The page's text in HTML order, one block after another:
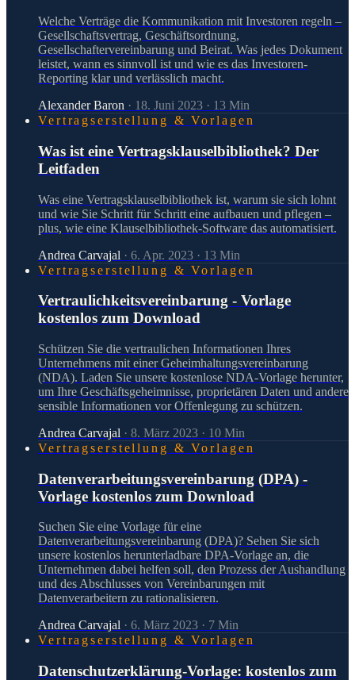
Welche Verträge die Kommunikation mit Investoren regeln –
Gesellschaftsvertrag, Geschäftsordnung,
Gesellschaftervereinbarung und Beirat. Was jedes Dokument
leistet, wann es sinnvoll ist und wie es das Investoren-
Reporting klar und verlässlich macht.
Alexander Baron · 18. Juni 2023 · 13 Min
Vertragserstellung & Vorlagen
Was ist eine Vertragsklauselbibliothek? Der
Leitfaden
Was eine Vertragsklauselbibliothek ist, warum sie sich lohnt
und wie Sie Schritt für Schritt eine aufbauen und pflegen –
plus, wie eine Klauselbibliothek-Software das automatisiert.
Andrea Carvajal · 6. Apr. 2023 · 13 Min
Vertragserstellung & Vorlagen
Vertraulichkeitsvereinbarung - Vorlage
kostenlos zum Download
Schützen Sie die vertraulichen Informationen Ihres
Unternehmens mit einer Geheimhaltungsvereinbarung
(NDA). Laden Sie unsere kostenlose NDA-Vorlage herunter,
um Ihre Geschäftsgeheimnisse, proprietären Daten und andere
sensible Informationen vor Offenlegung zu schützen.
Andrea Carvajal · 8. März 2023 · 10 Min
Vertragserstellung & Vorlagen
Datenverarbeitungsvereinbarung (DPA) -
Vorlage kostenlos zum Download
Suchen Sie eine Vorlage für eine
Datenverarbeitungsvereinbarung (DPA)? Sehen Sie sich
unsere kostenlos herunterladbare DPA-Vorlage an, die
Unternehmen dabei helfen soll, den Prozess der Aushandlung
und des Abschlusses von Vereinbarungen mit
Datenverarbeitern zu rationalisieren.
Andrea Carvajal · 6. März 2023 · 7 Min
Vertragserstellung & Vorlagen
Datenschutzerklärung-Vorlage: kostenlos zum